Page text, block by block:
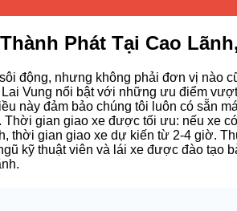
Phát Tại Cao
động, nhưng không phải đơn vị nào
Vung nổi bật với những ưu điểm
này đảm bảo chúng tôi luôn có sẵn
gian giao xe được tối ưu: nếu xe
thời gian giao xe dự kiến từ 2-4 giờ.
kỹ thuật viên và lái xe được đào tạo